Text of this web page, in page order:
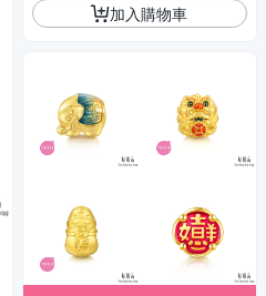
加入購物車